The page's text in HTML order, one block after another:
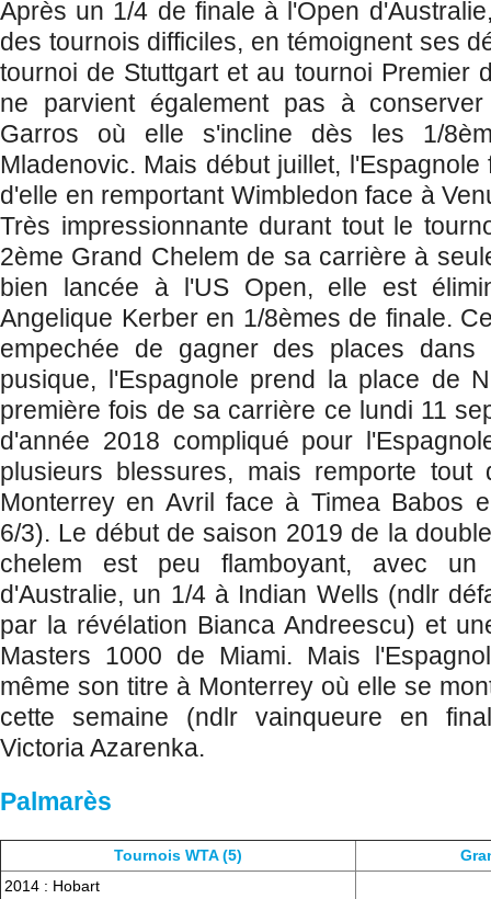
Après un 1/4 de finale à l'Open
des tournois difficiles, en témoignent ses
tournoi de Stuttgart et au tournoi Premier
ne parvient également pas à
Garros où elle s'incline dès les 1/
Mladenovic. Mais début juillet,
d'elle en remportant Wimbledon face à
Très impressionnante durant tout le
2ème Grand Chelem de sa carrière à
bien lancée à l'US Open, elle est
Angelique Kerber en 1/8èmes de finale.
empechée de gagner des places dans
pusique, l'Espagnole prend la place de
première fois de sa carrière ce lundi 11
d'année 2018 compliqué pour
plusieurs blessures, mais remporte
Monterrey en Avril face à Timea Babos
6/3). Le début de saison 2019 de la
chelem est peu flamboyant, avec
d'Australie, un 1/4 à Indian Wells (ndlr
par la révélation Bianca Andreescu) et
Masters 1000 de Miami. Mais
même son titre à Monterrey où elle se
cette semaine (ndlr vainqueure en
Victoria Azarenka.
Palmarès
Tournois WTA (5)
2014 : Hobart